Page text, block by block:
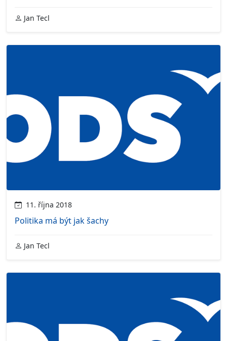
Jan Tecl
11. října 2018
Politika má být jak šachy
Jan Tecl